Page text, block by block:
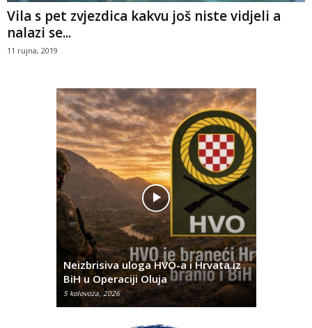
Vila s pet zvjezdica kakvu još niste vidjeli a
nalazi se...
11 rujna, 2019
Neizbrisiva uloga HVO-a i Hrvata iz
BiH u Operaciji Oluja
5 kolovoza, 2026